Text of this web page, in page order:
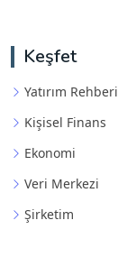
Keşfet
Yatırım Rehberi
Kişisel Finans
Ekonomi
Veri Merkezi
Şirketim